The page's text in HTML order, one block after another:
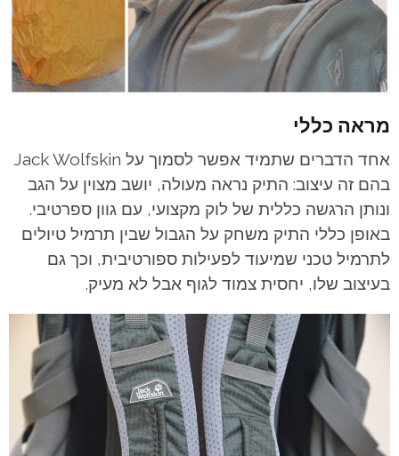
מראה כללי
אחד הדברים שתמיד אפשר לסמוך על Jack Wolfskin
בהם זה עיצוב: התיק נראה מעולה, יושב מצוין על הגב
ונותן הרגשה כללית של לוק מקצועי, עם גוון ספרטיבי.
באופן כללי התיק משחק על הגבול שבין תרמיל טיולים
לתרמיל טכני שמיעוד לפעילות ספורטיבית, וכך גם
בעיצוב שלו, יחסית צמוד לגוף אבל לא מעיק.